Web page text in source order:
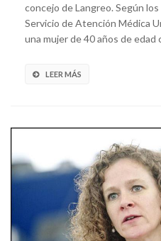
concejo de Langreo. Según
Servicio de Atención Médica
una mujer de 40 años de edad
LEER MÁS